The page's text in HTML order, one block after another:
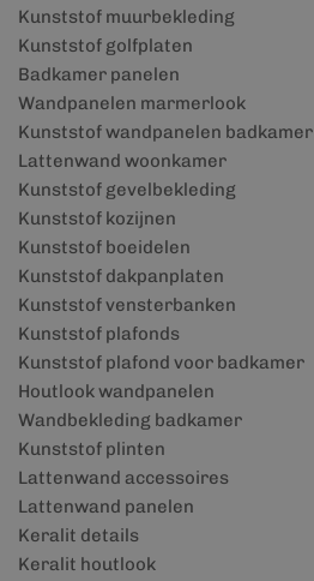
Kunststof muurbekleding
Kunststof golfplaten
Badkamer panelen
Wandpanelen marmerlook
Kunststof wandpanelen badkamer
Lattenwand woonkamer
Kunststof gevelbekleding
Kunststof kozijnen
Kunststof boeidelen
Kunststof dakpanplaten
Kunststof vensterbanken
Kunststof plafonds
Kunststof plafond voor badkamer
Houtlook wandpanelen
Wandbekleding badkamer
Kunststof plinten
Lattenwand accessoires
Lattenwand panelen
Keralit details
Keralit houtlook